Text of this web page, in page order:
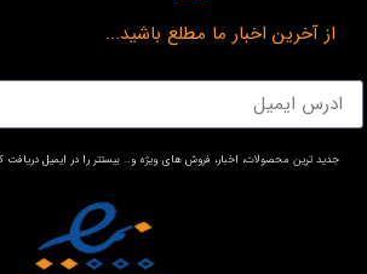
از آخرین اخبار ما مطلع باشید...
جدید ترین محصولات، اخبار، فروش های ویژه و… بیستتر را در ایمیل دریافت